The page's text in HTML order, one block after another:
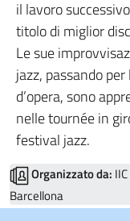
il lavoro successivo
titolo di miglior
Le sue
jazz, passando
d’opera, sono
nelle tournée in
festival jazz.
Organizzato da:
Barcellona